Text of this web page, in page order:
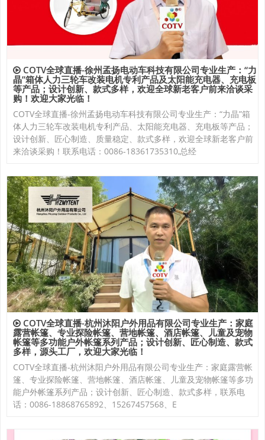
COTV全球直播-徐州孟扬电动车科技有限公司专业生产：“力
晶”箱体人力三轮车改装电机专利产品及太阳能充电器、充电板
等产品；设计创新、款式多样，欢迎全球新老客户前来洽谈采
购！欢迎大家光临！
COTV全球直播-徐州孟扬电动车科技有限公司专业生产：“力晶”箱
体人力三轮车改装电机专利产品、太阳能充电器、充电板等产品；
设计创新、匠心制造、质量稳定、款式多样，欢迎全球新老客户前
来洽谈采购！联系电话：0086-18361735310,总经
COTV全球直播-杭州沐阳户外用品有限公司专业生产：家庭
露营帐篷、专业探险帐篷、营地帐篷、酒店帐篷、儿童及宠物
帐篷等多功能户外帐篷系列产品；设计创新、匠心制造、款式
多样，源头工厂，欢迎大家光临！
COTV全球直播-杭州沐阳户外用品有限公司专业生产：家庭露营帐
篷、专业探险帐篷、营地帐篷、酒店帐篷、儿童及宠物帐篷等多功
能户外帐篷系列产品；设计创新、匠心制造、款式多样，联系电
话：0086-18868765892、15267457568、E